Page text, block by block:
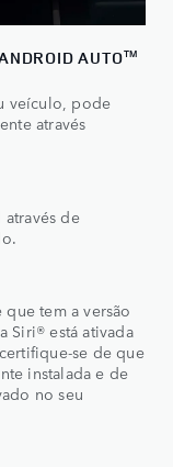
AUTOTM
veículo, pode
através
de
tem a versão
Siri® está ativada
se de que
instalada e de
no seu